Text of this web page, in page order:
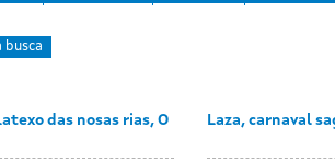
busca
das nosas rias, O Laza, carnaval